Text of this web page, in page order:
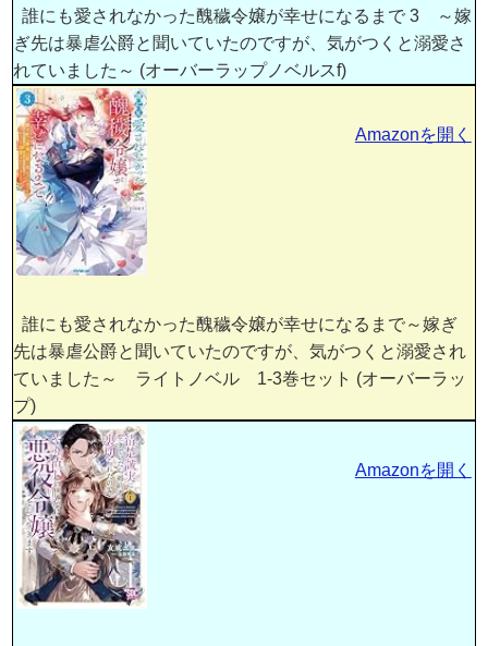
誰にも愛されなかった醜穢令嬢が幸せになるまで 3 ～嫁
ぎ先は暴虐公爵と聞いていたのですが、気がつくと溺愛さ
れていました～ (オーバーラップノベルスf)
誰にも愛されなかった醜穢令嬢が幸せになるまで～嫁ぎ
先は暴虐公爵と聞いていたのですが、気がつくと溺愛され
ていました～ ライトノベル 1-3巻セット (オーバーラッ
プ)
Amazonを開く
Amazonを開く